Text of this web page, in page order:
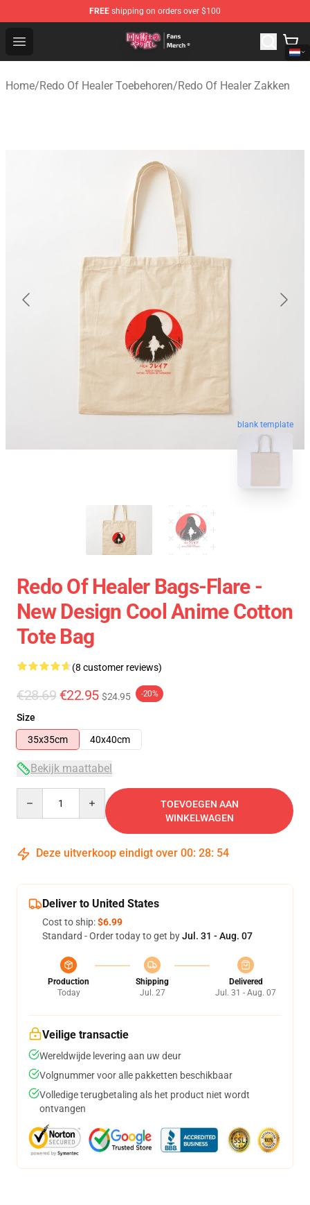
FREE shipping on orders over $100
Open menu
Redo Of Healer Store - Official Redo Of Healer
Home/Redo Of Healer Toebehoren/Redo Of Healer Zakken
blank template
Redo Of Healer Bags-Flare -
New Design Cool Anime Cotton
Tote Bag
(8 customer reviews)
€28.69 €22.95 $24.95 -20%
Size
35x35cm
40x40cm
Bekijk maattabel
TOEVOEGEN AAN
WINKELWAGEN
Deze uitverkoop eindigt over 00: 28: 54
Deliver to United States
Cost to ship:$6.99
Standard - Order today to get byJul. 31 - Aug. 07
Production
Today
Shipping
Jul. 27
Delivered
Jul. 31 - Aug. 07
Veilige transactie
Wereldwijde levering aan uw deur
Volgnummer voor alle pakketten beschikbaar
Volledige terugbetaling als het product niet wordt
ontvangen